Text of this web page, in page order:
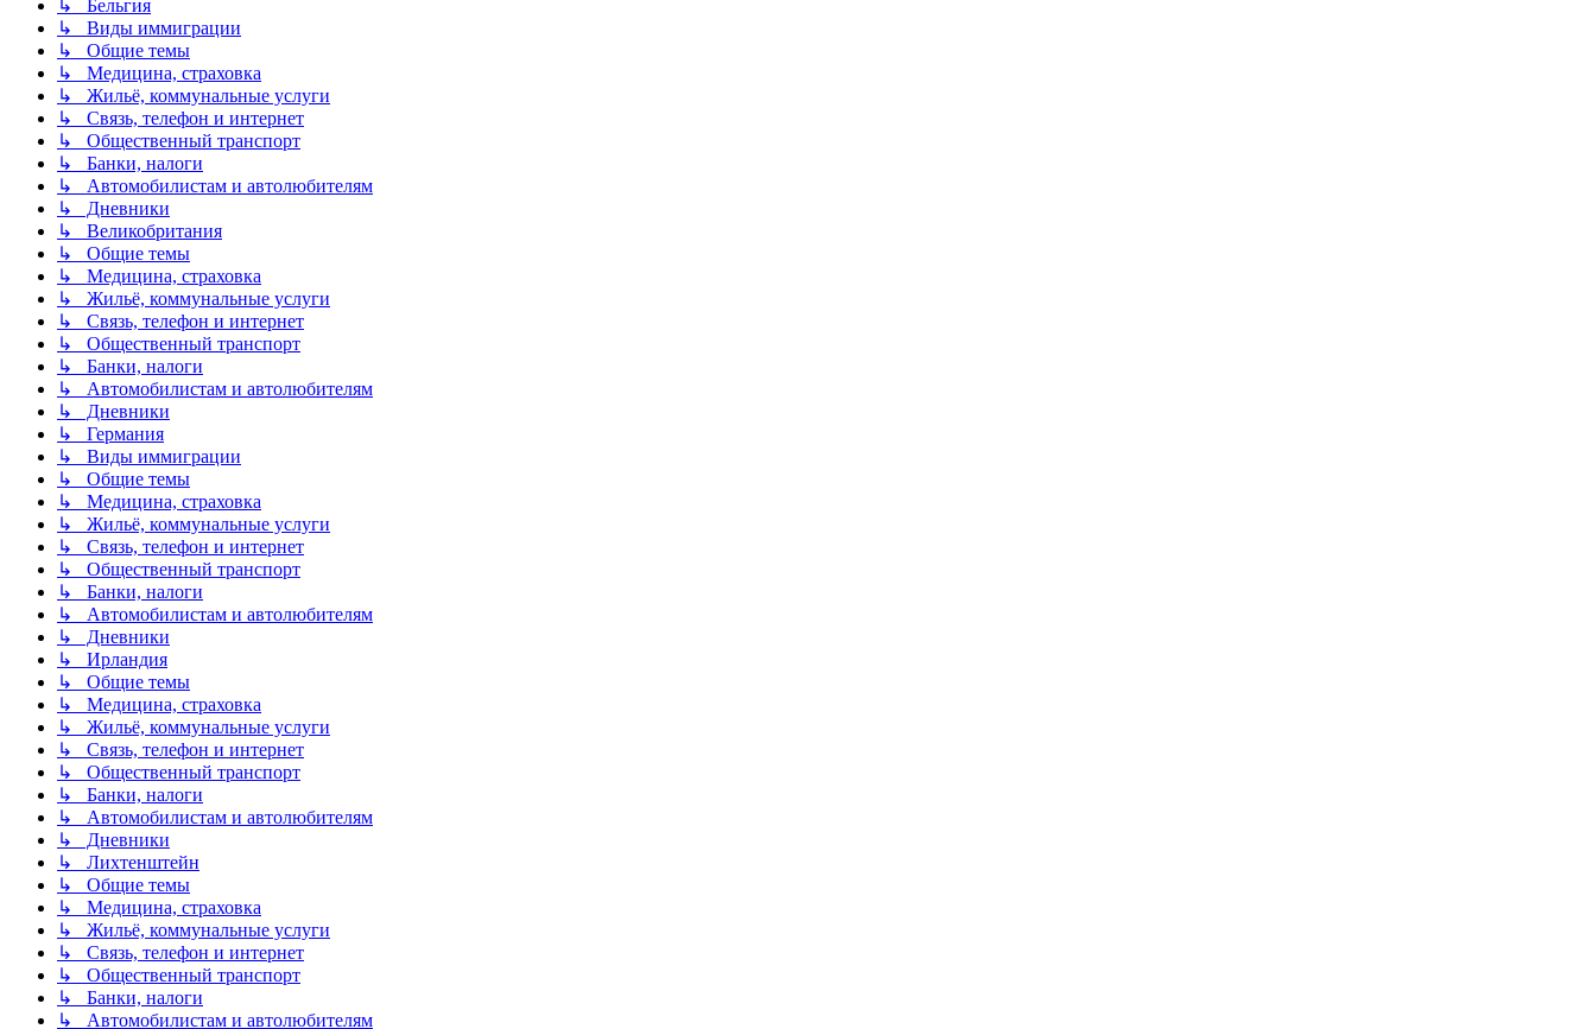
↳ Бельгия
↳ Виды иммиграции
↳ Общие темы
↳ Медицина, страховка
↳ Жильё, коммунальные услуги
↳ Связь, телефон и интернет
↳ Общественный транспорт
↳ Банки, налоги
↳ Автомобилистам и автолюбителям
↳ Дневники
↳ Великобритания
↳ Общие темы
↳ Медицина, страховка
↳ Жильё, коммунальные услуги
↳ Связь, телефон и интернет
↳ Общественный транспорт
↳ Банки, налоги
↳ Автомобилистам и автолюбителям
↳ Дневники
↳ Германия
↳ Виды иммиграции
↳ Общие темы
↳ Медицина, страховка
↳ Жильё, коммунальные услуги
↳ Связь, телефон и интернет
↳ Общественный транспорт
↳ Банки, налоги
↳ Автомобилистам и автолюбителям
↳ Дневники
↳ Ирландия
↳ Общие темы
↳ Медицина, страховка
↳ Жильё, коммунальные услуги
↳ Связь, телефон и интернет
↳ Общественный транспорт
↳ Банки, налоги
↳ Автомобилистам и автолюбителям
↳ Дневники
↳ Лихтенштейн
↳ Общие темы
↳ Медицина, страховка
↳ Жильё, коммунальные услуги
↳ Связь, телефон и интернет
↳ Общественный транспорт
↳ Банки, налоги
↳ Автомобилистам и автолюбителям